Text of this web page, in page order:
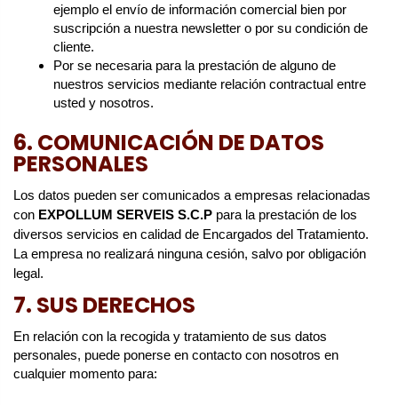
ejemplo el envío de información comercial bien por
suscripción a nuestra newsletter o por su condición de
cliente.
Por se necesaria para la prestación de alguno de
nuestros servicios mediante relación contractual entre
usted y nosotros.
6. COMUNICACIÓN DE DATOS
PERSONALES
Los datos pueden ser comunicados a empresas relacionadas
con EXPOLLUM SERVEIS S.C.P para la prestación de los
diversos servicios en calidad de Encargados del Tratamiento.
La empresa no realizará ninguna cesión, salvo por obligación
legal.
7. SUS DERECHOS
En relación con la recogida y tratamiento de sus datos
personales, puede ponerse en contacto con nosotros en
cualquier momento para: